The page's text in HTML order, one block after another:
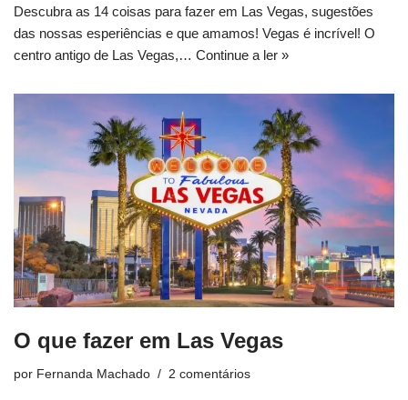
Descubra as 14 coisas para fazer em Las Vegas, sugestões
das nossas esperiências e que amamos! Vegas é incrível! O
centro antigo de Las Vegas,… Continue a ler »
O que fazer em Las Vegas
por Fernanda Machado 2 comentários